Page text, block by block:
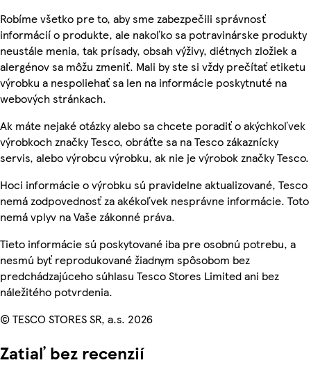
Robíme všetko pre to, aby sme zabezpečili správnosť
informácií o produkte, ale nakoľko sa potravinárske produkty
neustále menia, tak prísady, obsah výživy, diétnych zložiek a
alergénov sa môžu zmeniť. Mali by ste si vždy prečítať etiketu
výrobku a nespoliehať sa len na informácie poskytnuté na
webových stránkach.
Ak máte nejaké otázky alebo sa chcete poradiť o akýchkoľvek
výrobkoch značky Tesco, obráťte sa na Tesco zákaznícky
servis, alebo výrobcu výrobku, ak nie je výrobok značky Tesco.
Hoci informácie o výrobku sú pravidelne aktualizované, Tesco
nemá zodpovednosť za akékoľvek nesprávne informácie. Toto
nemá vplyv na Vaše zákonné práva.
Tieto informácie sú poskytované iba pre osobnú potrebu, a
nesmú byť reprodukované žiadnym spôsobom bez
predchádzajúceho súhlasu Tesco Stores Limited ani bez
náležitého potvrdenia.
© TESCO STORES SR, a.s. 2026
Zatiaľ bez recenzií